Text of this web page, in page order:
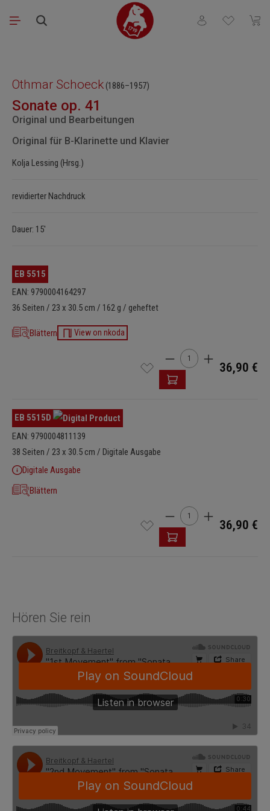
Zum Hauptinhalt springen
Du hast 0
Othmar Schoeck (1886–1957)
Sonate op. 41
Original und Bearbeitungen
Original für B-Klarinette und Klavier
Kolja Lessing (Hrsg.)
revidierter Nachdruck
Dauer: 15'
EB 5515
EAN: 9790004164297
36 Seiten / 23 x 30.5 cm / 162 g / geheftet
Blättern View on nkoda
Produkt Anzahl: Gib
36,90 €
EB 5515D
EAN: 9790004811139
38 Seiten / 23 x 30.5 cm / Digitale Ausgabe
Digitale Ausgabe
Blättern
Produkt Anzahl: Gib
36,90 €
Hören Sie rein